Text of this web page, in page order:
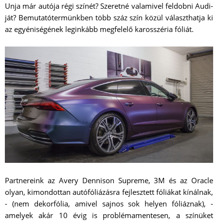
Unja már autója régi színét? Szeretné valamivel feldobni Audi-
ját? Bemutatótermünkben több száz szín közül választhatja ki
az egyéniségének leginkább megfelelő karosszéria fóliát.
Partnereink az Avery Dennison Supreme, 3M és az Oracle
olyan, kimondottan autófóliázásra fejlesztett fóliákat kínálnak,
- (nem dekorfólia, amivel sajnos sok helyen fóliáznak), -
amelyek akár 10 évig is problémamentesen, a színüket